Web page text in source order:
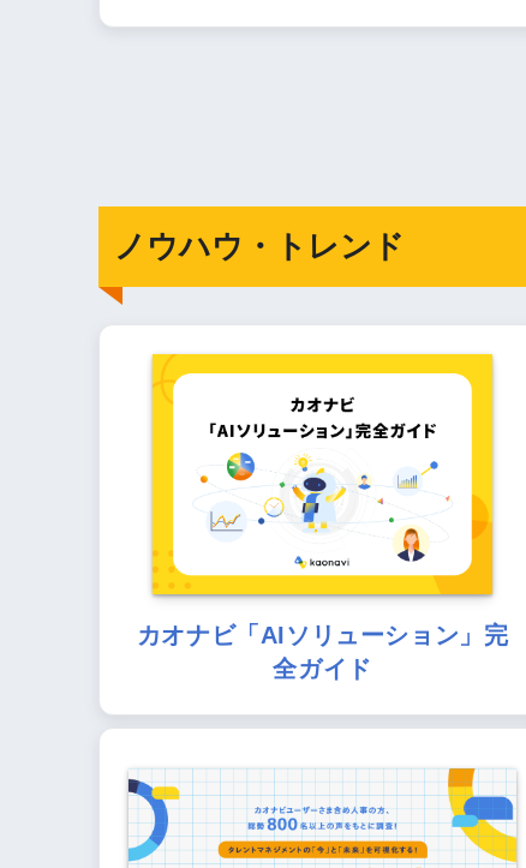
ノウハウ・トレンド
カオナビ「AIソリューション」完
全ガイド